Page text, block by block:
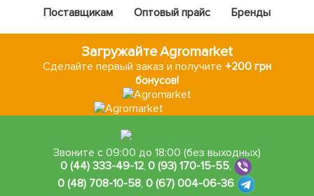
Поставщикам
Оптовый прайс Бренды
Загружайте Agromarket
Сделайте первый заказ и получите +200 грн
бонусов!
Звоните с 09:00 до 18:00 (без выходных)
0 (44) 333-49-12,0 (93) 170-15-55,
0 (48) 708-10-58, 0 (67) 004-06-36